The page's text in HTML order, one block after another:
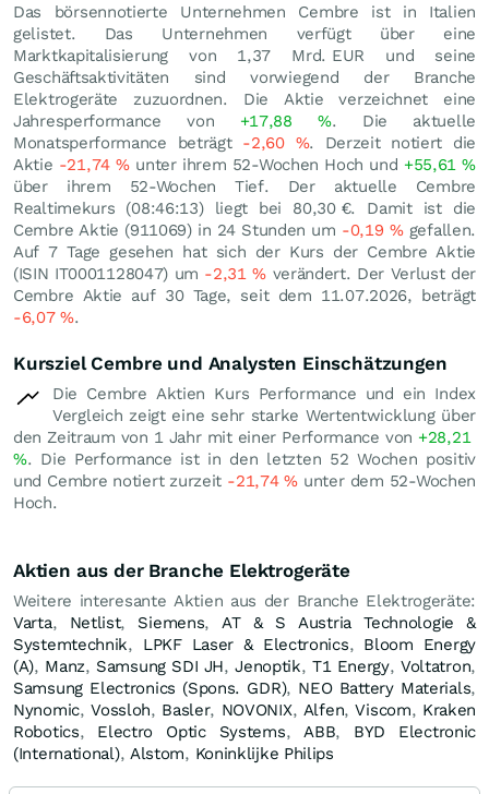
Das börsennotierte Unternehmen Cembre ist in Italien
gelistet. Das Unternehmen verfügt über eine
Marktkapitalisierung von 1,37 Mrd. EUR und seine
Geschäftsaktivitäten sind vorwiegend der Branche
Elektrogeräte zuzuordnen. Die Aktie verzeichnet eine
Jahresperformance von +17,88%. Die aktuelle
Monatsperformance beträgt -2,60 %. Derzeit notiert die
Aktie -21,74%unter ihrem 52-Wochen Hoch und +55,61%
über ihrem 52-Wochen Tief. Der aktuelle Cembre
Realtimekurs (08:46:13) liegt bei 80,30 €. Damit ist die
Cembre Aktie (911069) in 24 Stunden um -0,19 %gefallen.
Auf 7 Tage gesehen hat sich der Kurs der Cembre Aktie
(ISIN IT0001128047) um -2,31% verändert. Der Verlust der
Cembre Aktie auf 30 Tage, seit dem 11.07.2026, beträgt
-6,07%.
Kursziel Cembre und Analysten Einschätzungen
Die Cembre Aktien Kurs Performance und ein Index
Vergleich zeigt eine sehr starke Wertentwicklung über
den Zeitraum von 1 Jahr mit einer Performance von +28,21
%. Die Performance ist in den letzten 52 Wochen positiv
und Cembre notiert zurzeit -21,74% unter dem 52-Wochen
Hoch.
Aktien aus der Branche Elektrogeräte
Weitere interesante Aktien aus der Branche Elektrogeräte:
Varta, Netlist, Siemens,AT & S Austria Technologie &
Systemtechnik, LPKF Laser & Electronics, Bloom Energy
(A), Manz, Samsung SDI JH,Jenoptik, T1 Energy, Voltatron,
Samsung Electronics (Spons. GDR), NEO Battery Materials,
Nynomic,Vossloh, Basler, NOVONIX, Alfen,Viscom, Kraken
Robotics, Electro Optic Systems,ABB, BYD Electronic
(International), Alstom, Koninklijke Philips